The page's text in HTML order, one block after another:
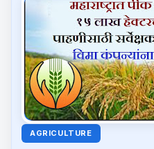
AGRICULTURE